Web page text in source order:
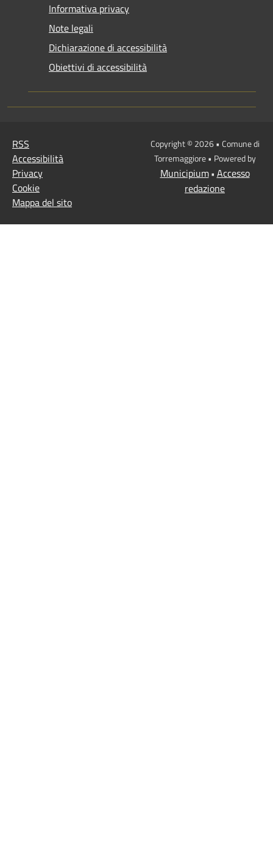
Informativa privacy
Note legali
Dichiarazione di accessibilità
Obiettivi di accessibilità
RSS
Accessibilità
Privacy
Cookie
Mappa del sito
Copyright © 2026 • Comune di
Torremaggiore • Powered by
Municipium• Accesso
redazione